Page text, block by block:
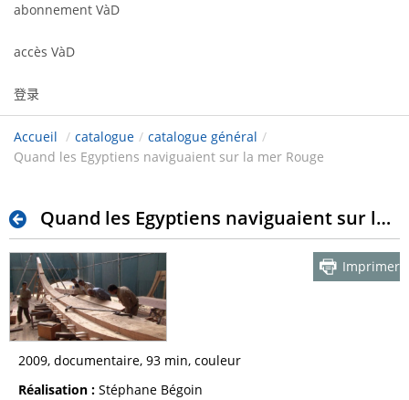
abonnement VàD
accès VàD
登录
Accueil / catalogue / catalogue général /
Quand les Egyptiens naviguaient sur la mer Rouge
Quand les Egyptiens naviguaient sur la mer Rouge
Imprimer
2009, documentaire, 93 min, couleur
Réalisation : Stéphane Bégoin